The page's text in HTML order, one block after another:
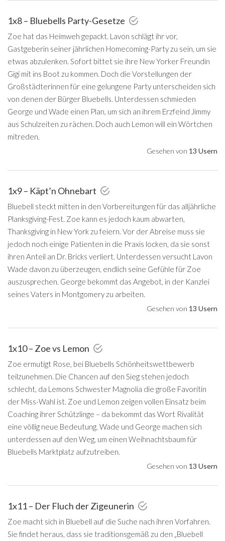
1x8 – Bluebells Party-Gesetze
Zoe hat das Heimweh gepackt. Lavon schlägt ihr vor,
Gastgeberin seiner jährlichen Homecoming-Party zu sein, um sie
etwas abzulenken. Sofort bittet sie ihre New Yorker Freundin
Gigi mit ins Boot zu kommen. Doch die Vorstellungen der
Großstädterinnen für eine gelungene Party unterscheiden sich
von denen der Bürger Bluebells. Unterdessen schmieden
George und Wade einen Plan, um sich an ihrem Erzfeind Jimmy
aus Schulzeiten zu rächen. Doch auch Lemon will ein Wörtchen
mitreden.
Gesehen von 13 Usern
1x9 – Käpt’n Ohnebart
Bluebell steckt mitten in den Vorbereitungen für das alljährliche
Planksgiving-Fest. Zoe kann es jedoch kaum abwarten,
Thanksgiving in New York zu feiern. Vor der Abreise muss sie
jedoch noch einige Patienten in die Praxis locken, da sie sonst
ihren Anteil an Dr. Bricks verliert. Unterdessen versucht Lavon
Wade davon zu überzeugen, endlich seine Gefühle für Zoe
auszusprechen. George bekommt das Angebot, in der Kanzlei
seines Vaters in Montgomery zu arbeiten.
Gesehen von 13 Usern
1x10 – Zoe vs Lemon
Zoe ermutigt Rose, bei Bluebells Schönheitswettbewerb
teilzunehmen. Die Chancen auf den Sieg stehen jedoch
schlecht, da Lemons Schwester Magnolia die große Favoritin
der Miss-Wahl ist. Zoe und Lemon zeigen vollen Einsatz beim
Coaching ihrer Schützlinge – da bekommt das Wort Rivalität
eine völlig neue Bedeutung. Wade und George machen sich
unterdessen auf den Weg, um einen Weihnachtsbaum für
Bluebells Marktplatz aufzutreiben.
Gesehen von 13 Usern
1x11 – Der Fluch der Zigeunerin
Zoe macht sich in Bluebell auf die Suche nach ihren Vorfahren.
Sie findet heraus, dass sie traditionsgemäß zu den „Bluebell